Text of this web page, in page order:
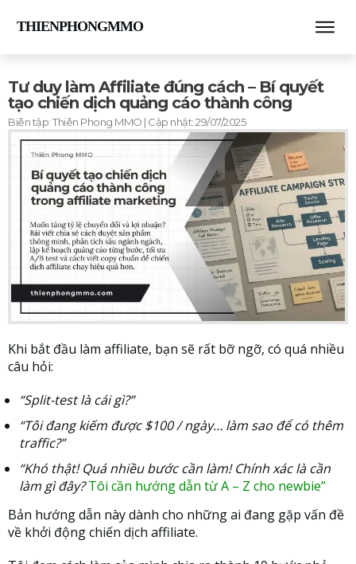
THIENPHONGMMO
Tư duy làm Affiliate đúng cách – Bí quyết
tạo chiến dịch quảng cáo thành công
Biên tập:Thiên Phong MMO | Cập nhật:29/07/2025
Khi bắt đầu làm affiliate, bạn sẽ rất bỡ ngỡ, có quá nhiều
câu hỏi:
“Split-test là cái gì?”
“Tôi đang kiếm được $100 / ngày… làm sao để có thêm
traffic?”
“Khó thật! Quá nhiều bước cần làm! Chính xác là cần
làm gì đây?Tôi cần hướng dẫn từ A – Z cho newbie”
Bản hướng dẫn này dành cho những ai đang gặp vấn đề
về khởi động chiến dịch affiliate.